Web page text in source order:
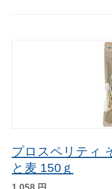
プロスペリティ
と麦 150ｇ